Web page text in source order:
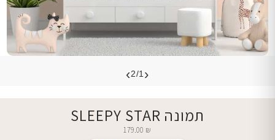
‹
2/1
›
תמונה SLEEPY STAR
179.00 ₪